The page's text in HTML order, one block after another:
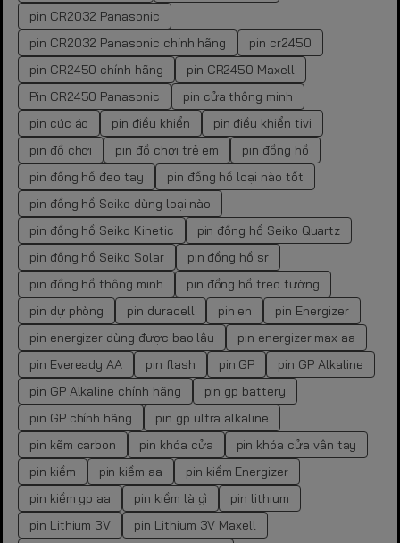
pin CR2032 Panasonic
pin CR2032 Panasonic chính hãng
pin cr2450
pin CR2450 chính hãng
pin CR2450 Maxell
Pin CR2450 Panasonic
pin cửa thông minh
pin cúc áo
pin điều khiển
pin điều khiển tivi
pin đồ chơi
pin đồ chơi trẻ em
pin đồng hồ
pin đồng hồ đeo tay
pin đồng hồ loại nào tốt
pin đồng hồ Seiko dùng loại nào
pin đồng hồ Seiko Kinetic
pin đồng hồ Seiko Quartz
pin đồng hồ Seiko Solar
pin đồng hồ sr
pin đồng hồ thông minh
pin đồng hồ treo tường
pin dự phòng
pin duracell pin en
pin Energizer
pin energizer dùng được bao lâu
pin energizer max aa
pin Eveready AA
pin flash pin GP
pin GP Alkaline
pin GP Alkaline chính hãng
pin gp battery
pin GP chính hãng
pin gp ultra alkaline
pin kẽm carbon
pin khóa cửa
pin khóa cửa vân tay
pin kiềm
pin kiềm aa
pin kiềm Energizer
pin kiềm gp aa
pin kiềm là gì
pin lithium
pin Lithium 3V
pin Lithium 3V Maxell